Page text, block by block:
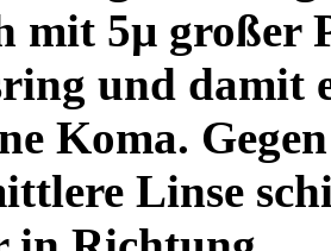
mit 5µ großer
und damit
Koma.
Linse